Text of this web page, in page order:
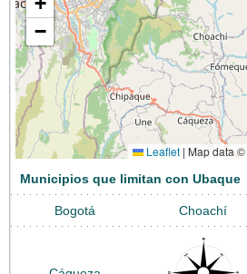
−
Leaflet | Map data ©
Municipios que limitan con Ubaque
Bogotá Choachí